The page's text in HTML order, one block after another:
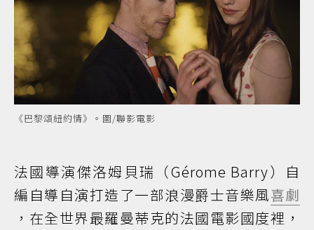
《巴黎頌紐約情》。圖/聯影電影
法國導演傑洛姆貝瑞（Gérome Barry）自
編自導自演打造了一部浪漫爵士音樂風喜劇
，在全世界最羅曼蒂克的法國電影國度裡，